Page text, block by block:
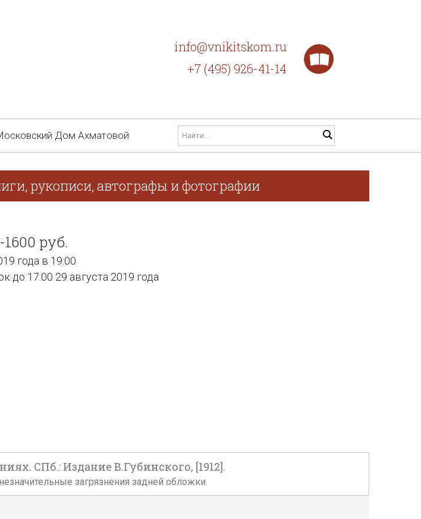
info@vnikitskom.ru
+7 (495) 926-41-14
Дом Ахматовой
рукописи, автографы и фотографии
руб.
года в 19:00
до 17:00 29 августа 2019 года
СПб.: Издание В.Губинского, [1912].
загрязнения задней обложки.